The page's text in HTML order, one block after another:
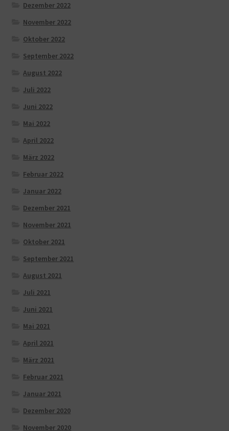
Dezember 2022
November 2022
Oktober 2022
September 2022
August 2022
Juli 2022
Juni 2022
Mai 2022
April 2022
März 2022
Februar 2022
Januar 2022
Dezember 2021
November 2021
Oktober 2021
September 2021
August 2021
Juli 2021
Juni 2021
Mai 2021
April 2021
März 2021
Februar 2021
Januar 2021
Dezember 2020
November 2020